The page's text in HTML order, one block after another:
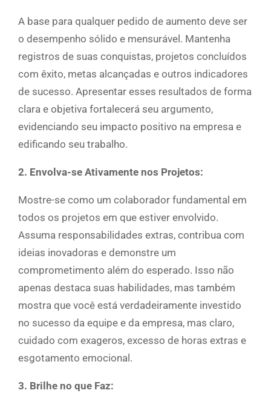
A base para qualquer pedido de aumento deve ser
o desempenho sólido e mensurável. Mantenha
registros de suas conquistas, projetos concluídos
com êxito, metas alcançadas e outros indicadores
de sucesso. Apresentar esses resultados de forma
clara e objetiva fortalecerá seu argumento,
evidenciando seu impacto positivo na empresa e
edificando seu trabalho.
2. Envolva-se Ativamente nos Projetos:
Mostre-se como um colaborador fundamental em
todos os projetos em que estiver envolvido.
Assuma responsabilidades extras, contribua com
ideias inovadoras e demonstre um
comprometimento além do esperado. Isso não
apenas destaca suas habilidades, mas também
mostra que você está verdadeiramente investido
no sucesso da equipe e da empresa, mas claro,
cuidado com exageros, excesso de horas extras e
esgotamento emocional.
3. Brilhe no que Faz: